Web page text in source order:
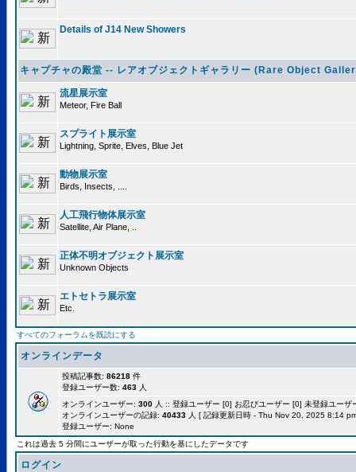
Details of J14 New Showers
キャプチャの殿堂 -- レアオブジェクトギャラリー (Rare Object
流星展示室
Meteor, Fire Ball
スプライト展示室
Lightning, Sprite, Elves, Blue Jet
動物展示室
Birds, Insects, ....
人工飛行物体展示室
Satellite, Air Plane, ..
正体不明オブジェクト展示室
Unknown Objects
エトセトラ展示室
Etc.
すべてのフォーラムを既読にする
オンラインデータ
投稿記事数: 86218 件
登録ユーザー数: 463 人
オンラインユーザー: 300 人 :: 登録ユーザー [0] お忍びユーザー [0] 未登録ユー
オンラインユーザーの記録: 40433 人 [ 記録更新日時 - Thu Nov 20, 2025 8:14
登録ユーザー: None
これは過去 5 分間にユーザーが取った行動を基にしたデータです
ログイン